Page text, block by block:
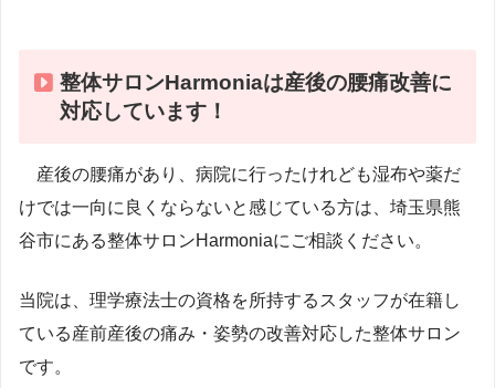
整体サロンHarmoniaは産後の腰痛改善に
対応しています！
産後の腰痛があり、病院に行ったけれども湿布や薬だ
けでは一向に良くならないと感じている方は、埼玉県熊
谷市にある整体サロンHarmoniaにご相談ください。
当院は、理学療法士の資格を所持するスタッフが在籍し
ている産前産後の痛み・姿勢の改善対応した整体サロン
です。